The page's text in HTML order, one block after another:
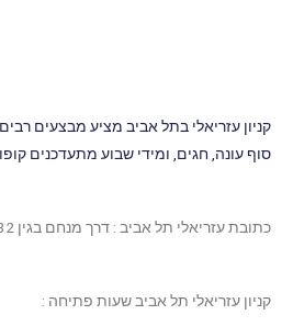
קניון עזריאלי בתל אביב מציע מבצעים
סוף עונה, חגים, ומידי שבוע מתעדכנים
כתובת עזריאלי תל אביב : דרך מנחם בגין 132, תל אביב
קניון עזריאלי תל אביב שעות פתיחה :